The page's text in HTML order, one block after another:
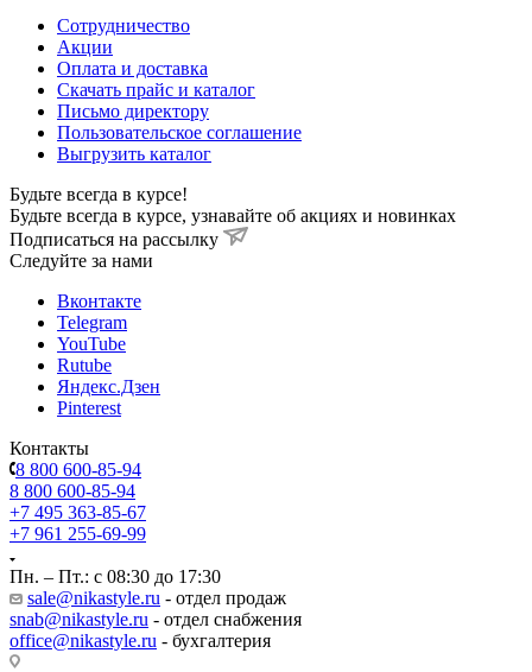
Сотрудничество
Акции
Оплата и доставка
Скачать прайс и каталог
Письмо директору
Пользовательское соглашение
Выгрузить каталог
Будьте всегда в курсе!
Будьте всегда в курсе, узнавайте об акциях и новинках
Подписаться на рассылку
Cледуйте за нами
Вконтакте
Telegram
YouTube
Rutube
Яндекс.Дзен
Pinterest
Контакты
8 800 600-85-94
8 800 600-85-94
+7 495 363-85-67
+7 961 255-69-99
Пн. – Пт.: с 08:30 до 17:30
sale@nikastyle.ru - отдел продаж
snab@nikastyle.ru - отдел снабжения
office@nikastyle.ru - бухгалтерия